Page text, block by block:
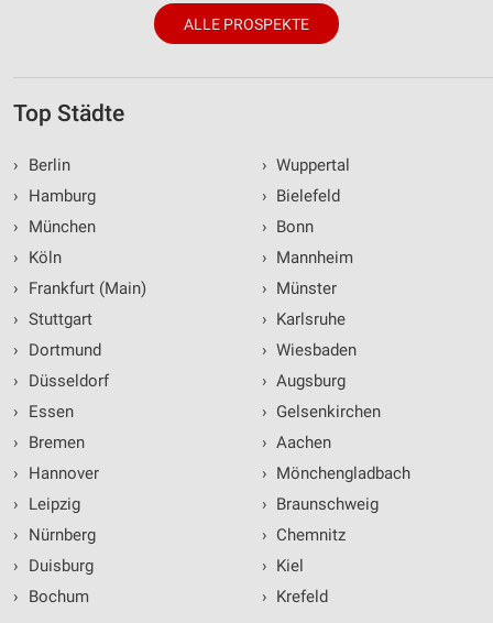
ALLE PROSPEKTE
Top Städte
›
Berlin
›
Hamburg
›
München
›
Köln
›
Frankfurt (Main)
› Stuttgart
›
Dortmund
›
Düsseldorf
›
Essen
›
Bremen
›
Hannover
›
Leipzig
›
Nürnberg
›
Duisburg
›
Bochum
› Wuppertal
› Bielefeld
› Bonn
› Mannheim
› Münster
› Karlsruhe
› Wiesbaden
› Augsburg
› Gelsenkirchen
› Aachen
› Mönchengladbach
› Braunschweig
› Chemnitz
› Kiel
› Krefeld